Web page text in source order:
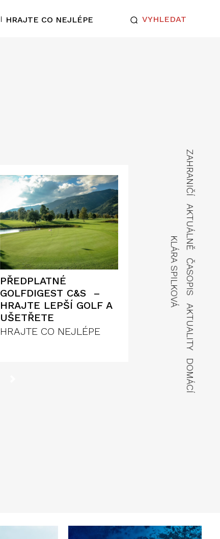
HRAJTE CO NEJLÉPE VYHLEDAT
ZAHRANIČÍ
AKTUÁLNĚ
ČASOPIS
AKTUALITY
DOMÁCÍ
KLÁRA SPILKOVÁ
PŘEDPLATNÉ
GOLFDIGEST C&S –
HRAJTE LEPŠÍ GOLF A
UŠETŘETE
HRAJTE CO NEJLÉPE